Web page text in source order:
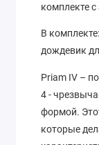
комплекте
В
дождевик
Priam IV –
4 -
формой.
которые